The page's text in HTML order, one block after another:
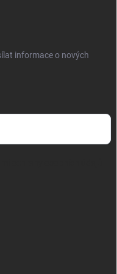
informace o nových